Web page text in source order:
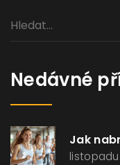
Nedávné
Jak